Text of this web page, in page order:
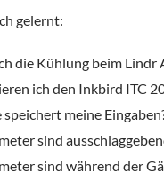
gelernt:
die Kühlung beim Lindr
ich den Inkbird ITC
speichert meine
sind
sind während der